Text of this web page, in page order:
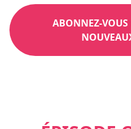
ABONNEZ-VOUS